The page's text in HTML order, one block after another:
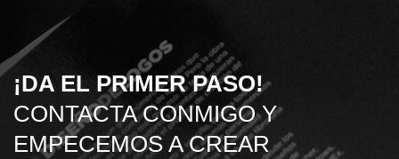
¡DA EL PRIMER PASO!
CONTACTA CONMIGO Y
EMPECEMOS A CREAR